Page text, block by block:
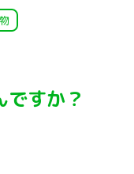
すか？